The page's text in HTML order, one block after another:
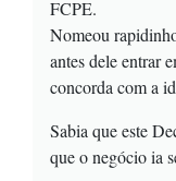
FCPE.
Nomeou
antes dele entrar
concorda com a
Sabia que este
que o negócio ia